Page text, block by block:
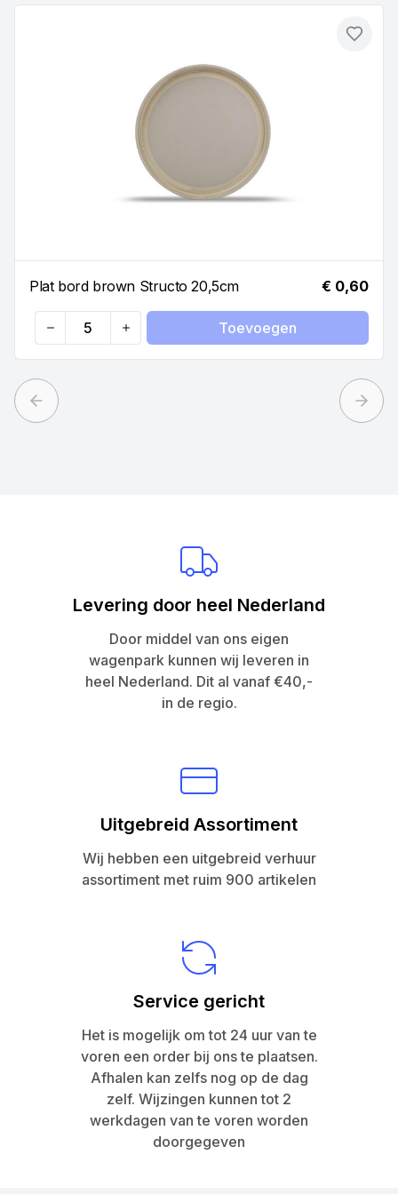
Plat bord brown Structo 20,5cm € 0,60
Quantity
Toevoegen
Previous slide Next
Levering door heel Nederland
Door middel van ons eigen
wagenpark kunnen wij leveren in
heel Nederland. Dit al vanaf €40,-
in de regio.
Uitgebreid Assortiment
Wij hebben een uitgebreid verhuur
assortiment met ruim 900 artikelen
Service gericht
Het is mogelijk om tot 24 uur van te
voren een order bij ons te plaatsen.
Afhalen kan zelfs nog op de dag
zelf. Wijzingen kunnen tot 2
werkdagen van te voren worden
doorgegeven